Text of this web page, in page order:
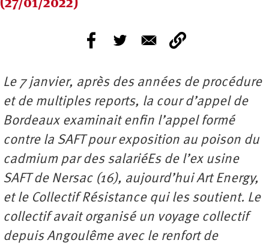
Le 7 janvier, après des années de procédure
et de multiples reports, la cour d’appel de
Bordeaux examinait enfin l’appel formé
contre la SAFT pour exposition au poison du
cadmium par des salariéEs de l’ex usine
SAFT de Nersac (16), aujourd’hui Art Energy,
et le Collectif Résistance qui les soutient. Le
collectif avait organisé un voyage collectif
depuis Angoulême avec le renfort de